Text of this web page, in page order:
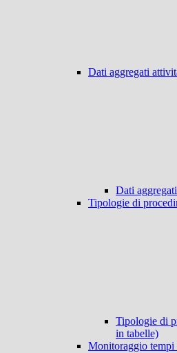
Dati aggregati
Dati
Tipologie di
Tipologie di
in tabelle)
Monitoraggio tempi